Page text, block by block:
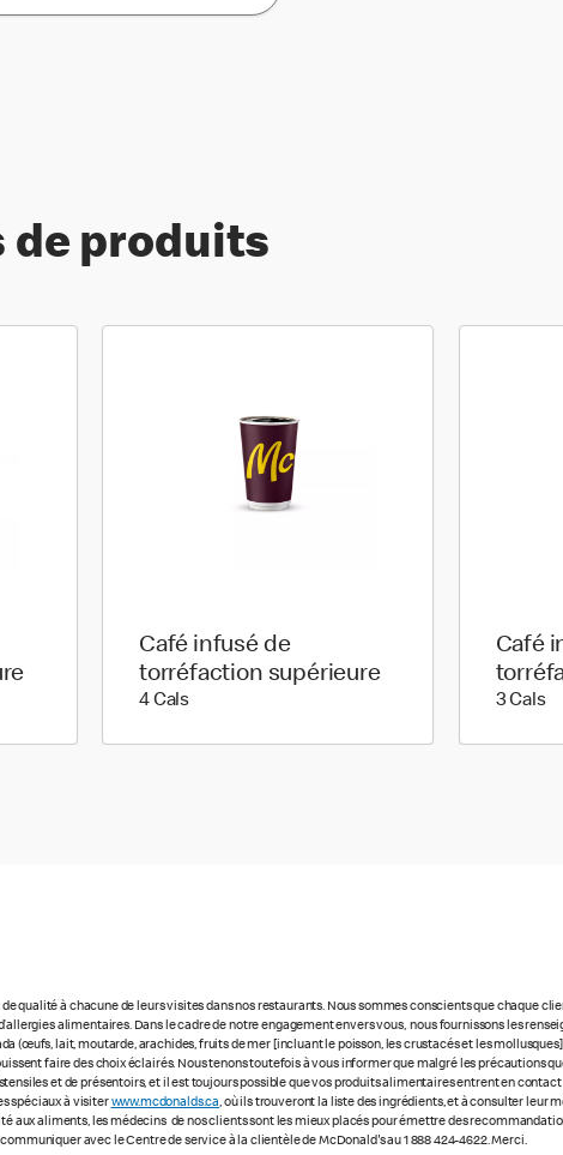
de produits
Café infusé de
torréfaction supérieure
4 Cals4 calories
Café
3 Cals3
qualité à chacune de leurs visites dans nos restaurants. Nous sommes conscients que chaque
alimentaires. Dans le cadre de notre engagement envers vous, nous fournissons les
lait, moutarde, arachides, fruits de mer [incluant le poisson, les crustacés et les
faire des choix éclairés. Nous tenons toutefois à vous informer que malgré les précautions
et de présentoirs, et il est toujours possible que vos produits alimentaires entrent en
spéciaux à visiterwww.mcdonalds.ca, où ils trouveront la liste des ingrédients, et à consulter leur
aux aliments, les médecins de nos clients sont les mieux placés pour émettre des
avec le Centre de service à la clientèle de McDonald's au 1 888 424-4622. Merci.